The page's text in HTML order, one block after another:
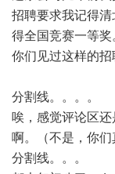
招聘要求我记得
得全国竞赛一等奖
你们见过这样的招
分割线。。。。
唉，感觉评论区
啊。（不是，你们
分割线。。。